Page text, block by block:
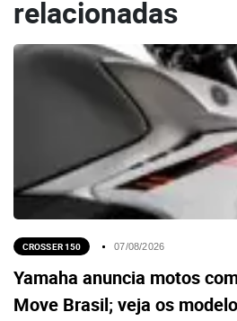
relacionadas
CROSSER 150 07/08/2026
Yamaha anuncia motos
Move Brasil; veja os